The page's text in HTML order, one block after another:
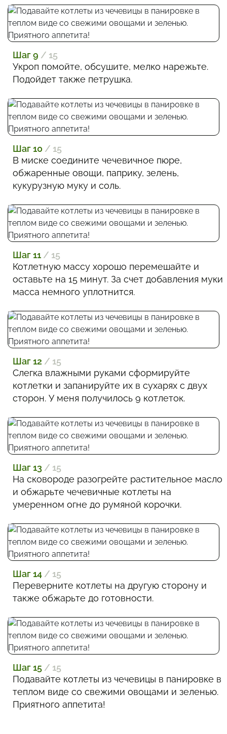
Шаг 9 / 15
Укроп помойте, обсушите, мелко нарежьте.
Подойдет также петрушка.
Шаг 10 / 15
В миске соедините чечевичное пюре,
обжаренные овощи, паприку, зелень,
кукурузную муку и соль.
Шаг 11 / 15
Котлетную массу хорошо перемешайте и
оставьте на 15 минут. За счет добавления муки
масса немного уплотнится.
Шаг 12 / 15
Слегка влажными руками сформируйте
котлетки и запанируйте их в сухарях с двух
сторон. У меня получилось 9 котлеток.
Шаг 13 / 15
На сковороде разогрейте растительное масло
и обжарьте чечевичные котлеты на
умеренном огне до румяной корочки.
Шаг 14 / 15
Переверните котлеты на другую сторону и
также обжарьте до готовности.
Шаг 15 / 15
Подавайте котлеты из чечевицы в панировке в
теплом виде со свежими овощами и зеленью.
Приятного аппетита!